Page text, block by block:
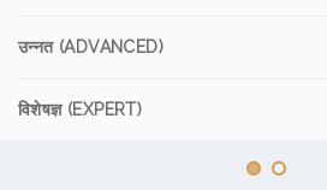
उन्नत (ADVANCED)
विशेषज्ञ (EXPERT)